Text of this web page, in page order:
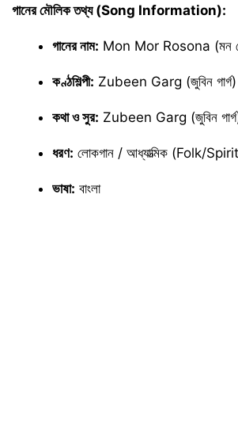
গানের মৌলিক তথ্য (Song Information):
গানের নাম: Mon Mor Rosona (মন
কণ্ঠশিল্পী: Zubeen Garg (জুবিন গার্গ)
কথা ও সুর: Zubeen Garg (জুবিন
ধরণ: লোকগান / আধ্যাত্মিক (Folk/
ভাষা: বাংলা